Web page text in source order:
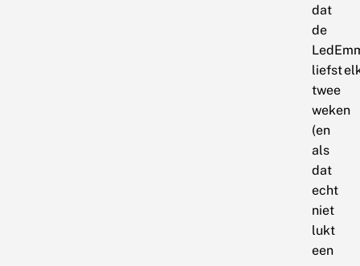
dat
de
liefst
twee
weken
(en
als
dat
echt
niet
lukt
een